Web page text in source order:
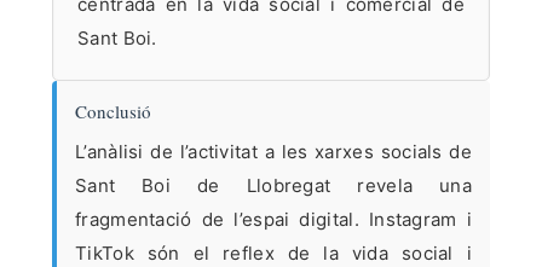
Sant Boi.
Conclusió
L’anàlisi de l’activitat a les xarxes socials de
Sant Boi de Llobregat revela una
fragmentació de l’espai digital. Instagram i
TikTok són el reflex de la vida social i